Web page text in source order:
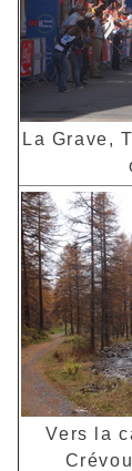
La Grave,
Vers la